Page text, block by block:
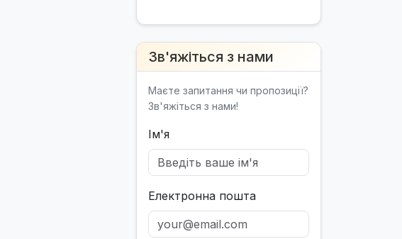
Зв'яжіться з нами
Маєте запитання чи пропозиції?
Зв'яжіться з нами!
Ім'я
Електронна пошта